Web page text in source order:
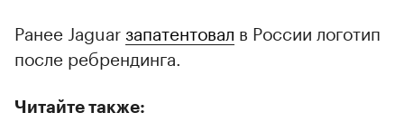
Ранее Jaguarзапатентовал в России логотип
после ребрендинга.
Читайте также: